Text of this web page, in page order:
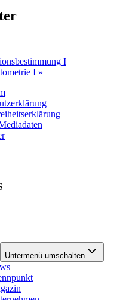
I
I »
Untermenü umschalten